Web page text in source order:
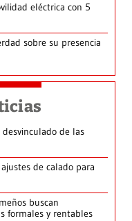
eléctrica con 5
sobre su presencia
de las
de calado para
buscan
formales y rentables